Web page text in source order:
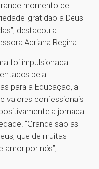
momento de
gratidão a Deus
destacou a
Adriana Regina.
foi impulsionada
pela
para a Educação, a
valores confessionais
a jornada
“Grande são as
que de muitas
amor por nós”,